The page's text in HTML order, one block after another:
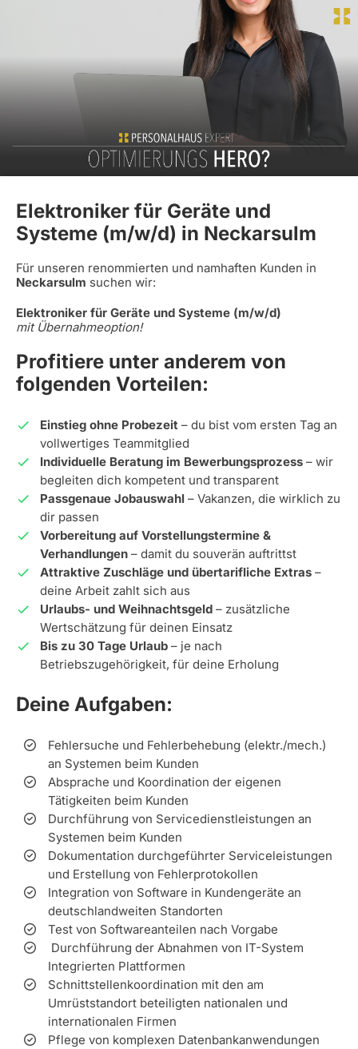
Elektroniker für Geräte und
Systeme (m/w/d) in Neckarsulm
Für unseren renommierten und namhaften Kunden in
Neckarsulm suchen wir:
Elektroniker für Geräte und Systeme (m/w/d)
mit Übernahmeoption!
Profitiere unter anderem von
folgenden Vorteilen:
Einstieg ohne Probezeit – du bist vom ersten Tag an
vollwertiges Teammitglied
Individuelle Beratung im Bewerbungsprozess – wir
begleiten dich kompetent und transparent
Passgenaue Jobauswahl – Vakanzen, die wirklich zu
dir passen
Vorbereitung auf Vorstellungstermine &
Verhandlungen – damit du souverän auftrittst
Attraktive Zuschläge und übertarifliche Extras –
deine Arbeit zahlt sich aus
Urlaubs- und Weihnachtsgeld – zusätzliche
Wertschätzung für deinen Einsatz
Bis zu 30 Tage Urlaub – je nach
Betriebszugehörigkeit, für deine Erholung
Deine Aufgaben:
Fehlersuche und Fehlerbehebung (elektr./mech.)
an Systemen beim Kunden
Absprache und Koordination der eigenen
Tätigkeiten beim Kunden
Durchführung von Servicedienstleistungen an
Systemen beim Kunden
Dokumentation durchgeführter Serviceleistungen
und Erstellung von Fehlerprotokollen
Integration von Software in Kundengeräte an
deutschlandweiten Standorten
Test von Softwareanteilen nach Vorgabe
Durchführung der Abnahmen von IT-System
Integrierten Plattformen
Schnittstellenkoordination mit den am
Umrüststandort beteiligten nationalen und
internationalen Firmen
Pflege von komplexen Datenbankanwendungen